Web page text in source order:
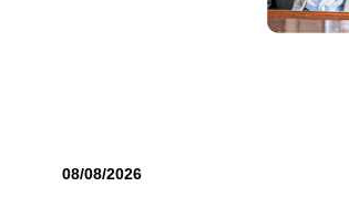
08/08/2026